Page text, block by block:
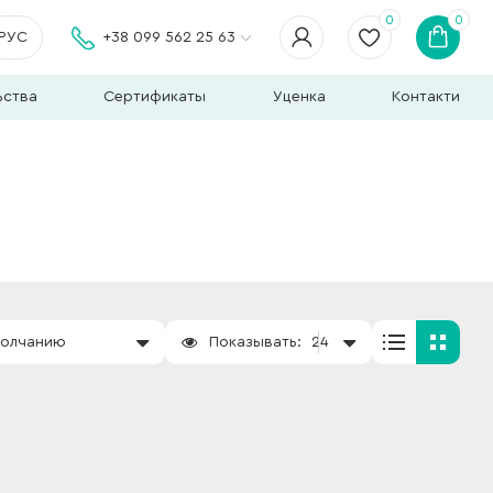
+38 099 562 25 63
0 0
Сертификаты Уценка Контакти
Показывать: 24